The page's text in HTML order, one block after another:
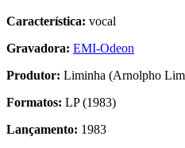
Característica: vocal
Gravadora: EMI-Odeon
Produtor: Liminha (Arnolpho
Formatos: LP (1983)
Lançamento: 1983